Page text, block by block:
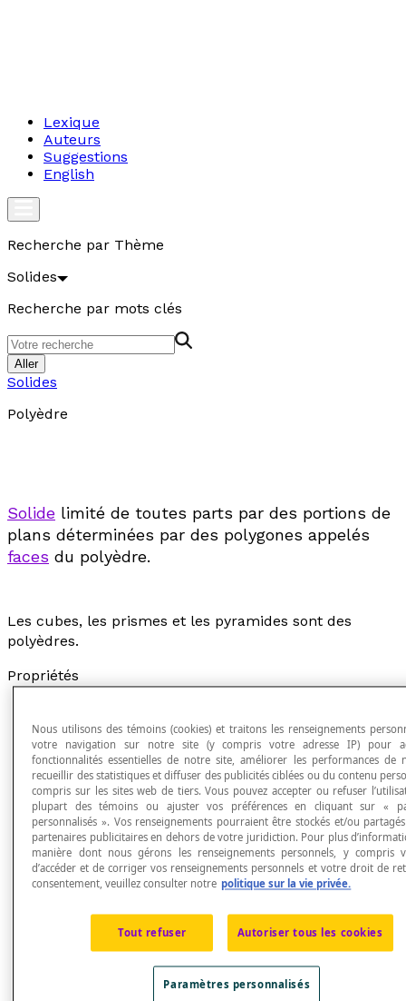
Lexique
Auteurs
Suggestions
English
Recherche par Thème
Solides
Recherche par mots clés
Aller
Solides
Polyèdre
Solide limité de toutes parts par des portions de
plans déterminées par des polygones appelés
faces du polyèdre.
Les cubes, les prismes et les pyramides sont des
polyèdres.
Propriétés
polygones.
Chacune des arêtes d'un polyèdre est commune à
deuxfaces adjacentes.
Chaque sommet est commun à au moins trois
faces contiguës.
L'aire d'un polyèdre est la somme des aires de
toutes ses faces.
Le volume d'un polyèdre est la mesure de la
portion de l'espace occupée par le polyèdre.
Dans un polyèdre qui se traduit dans le plan par un
graphe connexe, larelation d'Eulerliant le nombre
de sommetsS, le nombre de facesFet le nombre
est la suivante :S+F=A+ 2. Dans le
polyèdre ci-dessous, on a : 8 + 6 = 12 + 2.
Nous utilisons des témoins (cookies) et traitons les renseignements
votre navigation sur notre site (y compris votre adresse IP) pour
fonctionnalités essentielles de notre site, améliorer les performances de
recueillir des statistiques et diffuser des publicités ciblées ou du contenu
compris sur les sites web de tiers. Vous pouvez accepter ou refuser
plupart des témoins ou ajuster vos préférences en cliquant sur «
personnalisés ». Vos renseignements pourraient être stockés et/ou
partenaires publicitaires en dehors de votre juridiction. Pour plus
manière dont nous gérons les renseignements personnels, y compris
d’accéder et de corriger vos renseignements personnels et votre droit de
consentement, veuillez consulter notre politique sur la vie privée.
Tout refuser Autoriser tous les cookies
Paramètres personnalisés